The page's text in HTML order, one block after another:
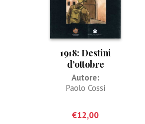
1918: Destini
d’ottobre
Autore:
Paolo Cossi
€12,00